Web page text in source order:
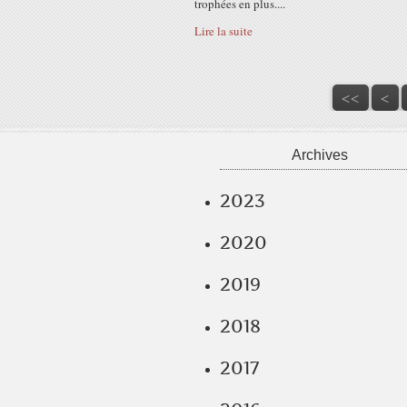
trophées en plus....
Lire la suite
<< <
Archives
2023
2020
2019
2018
2017